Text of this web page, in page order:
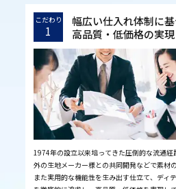
こだわり
1
幅広い仕入れ体制に基
高品質・低価格の実現
1974年の設立以来培ってきた圧倒的な流通
外の生地メーカー様との共同開発などで素材
また実用的な機能性を生み出す仕立て、ディ